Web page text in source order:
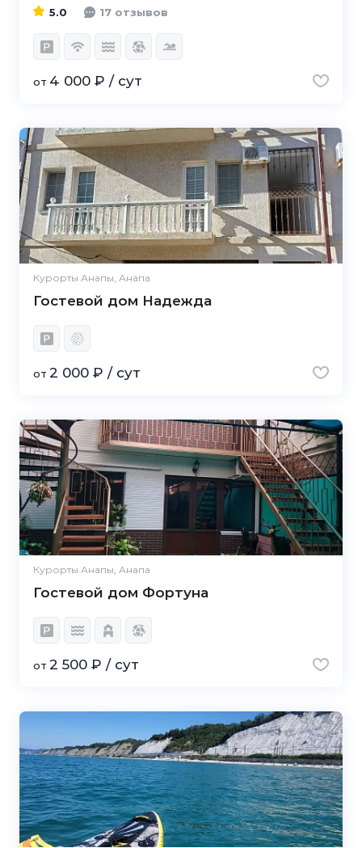
5.0 17 отзывов
от 4 000 ₽ / сут
Курорты Анапы, Анапа
Гостевой дом Надежда
от 2 000 ₽ / сут
Курорты Анапы, Анапа
Гостевой дом Фортуна
от 2 500 ₽ / сут